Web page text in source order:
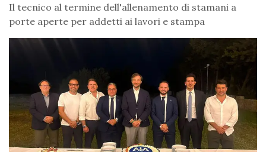
Il tecnico al termine dell'allenamento di stamani a
porte aperte per addetti ai lavori e stampa